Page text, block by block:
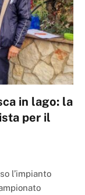
in lago: la
per il
l’impianto